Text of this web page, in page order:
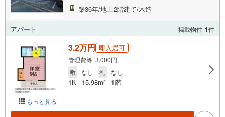
築36年/地上2階建て/木造
アパート 掲載物件 1件
もっと見る
3.2万円 即入居可
管理費等 3,000円
敷
なし 礼 なし
1K 15.98m2 1階